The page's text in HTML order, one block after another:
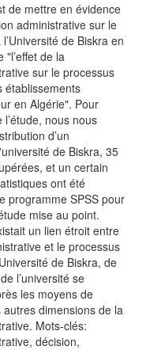
de mettre en évidence
administrative sur le
de Biskra en
de la
sur le processus
établissements
en Algérie". Pour
nous nous
d’un
de Biskra, 35
et un certain
ont été
programme SPSS pour
mise au point.
un lien étroit entre
et le processus
de Biskra, de
l’université se
les moyens de
dimensions de la
Mots-clés:
décision,